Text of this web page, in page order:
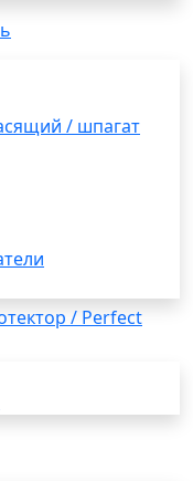
/ шпагат
/ Perfect